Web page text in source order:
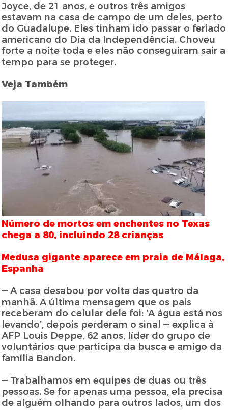
Joyce, de 21 anos, e outros três amigos
estavam na casa de campo de um deles, perto
do Guadalupe. Eles tinham ido passar o feriado
americano do Dia da Independência. Choveu
forte a noite toda e eles não conseguiram sair a
tempo para se proteger.
Veja Também
Número de mortos em enchentes no Texas
chega a 80, incluindo 28 crianças
Medusa gigante aparece em praia de Málaga,
Espanha
— A casa desabou por volta das quatro da
manhã. A última mensagem que os pais
receberam do celular dele foi: ‘A água está nos
levando’, depois perderam o sinal — explica à
AFP Louis Deppe, 62 anos, líder do grupo de
voluntários que participa da busca e amigo da
família Bandon.
— Trabalhamos em equipes de duas ou três
pessoas. Se for apenas uma pessoa, ela precisa
de alguém olhando para outros lados, um dos